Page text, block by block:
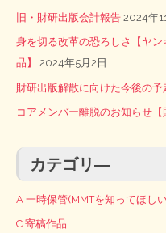
旧・財研出版会計報告 2024年
身を切る改革の恐ろしさ【ヤ
品】
2024年5月2日
財研出版解散に向けた今後の予
コアメンバー離脱のお知らせ【
カテゴリ―
A 一時保管(MMTを知ってほしい
C 寄稿作品